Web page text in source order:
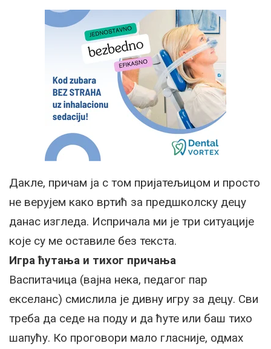
Дакле, причам ја с том пријатељицом и просто
не верујем како вртић за предшколску децу
данас изгледа. Испричала ми је три ситуације
које су ме оставиле без текста.
Игра ћутања и тихог причања
Васпитачица (вајна нека, педагог пар
екселанс) смислила је дивну игру за децу. Сви
треба да седе на поду и да ћуте или баш тихо
шапућу. Ко проговори мало гласније, одмах